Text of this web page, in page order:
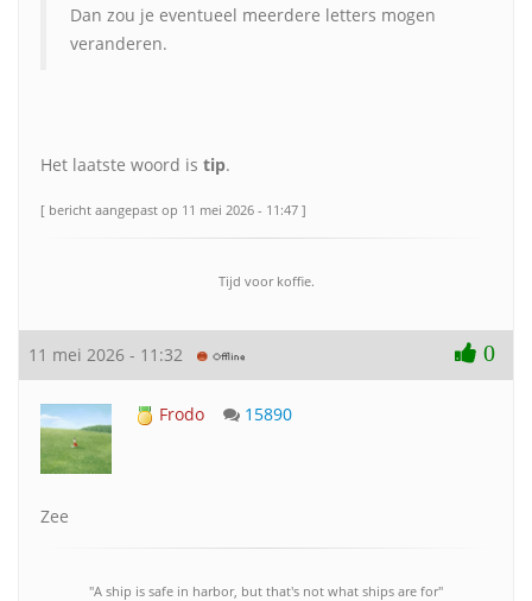
Dan zou je eventueel meerdere letters mogen
veranderen.
Het laatste woord is tip.
[ bericht aangepast op 11 mei 2026 - 11:47 ]
Tijd voor koffie.
11 mei 2026 - 11:32 0
Frodo 15890
Zee
"A ship is safe in harbor, but that's not what ships are for"